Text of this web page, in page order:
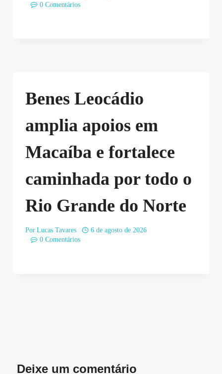
0 Comentários
Benes Leocádio
amplia apoios em
Macaíba e fortalece
caminhada por todo o
Rio Grande do Norte
Por Lucas Tavares
6 de agosto de 2026
0 Comentários
Deixe um comentário